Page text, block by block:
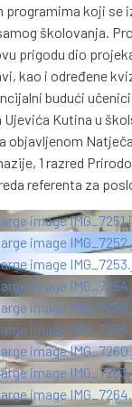
programima koji se
školovanja.
prigodu dio
kao i određene
budući
Ujevića Kutina u
objavljenom
1 razred
referenta za